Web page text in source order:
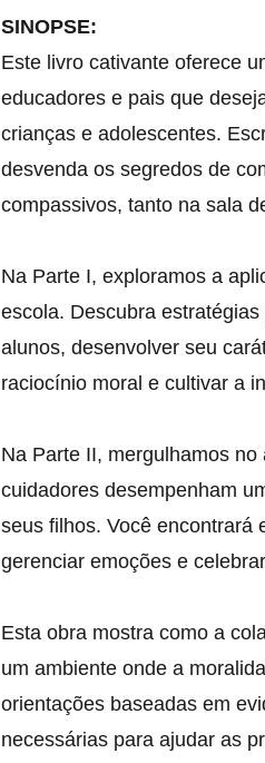
SINOPSE:
Este livro cativante oferece
educadores e pais que
crianças e adolescentes.
desvenda os segredos de
compassivos, tanto na sala
Na Parte I, exploramos a
escola. Descubra
alunos, desenvolver seu
raciocínio moral e cultivar a
Na Parte II, mergulhamos
cuidadores desempenham
seus filhos. Você encontrará
gerenciar emoções e
Esta obra mostra como a
um ambiente onde a
orientações baseadas em
necessárias para ajudar as